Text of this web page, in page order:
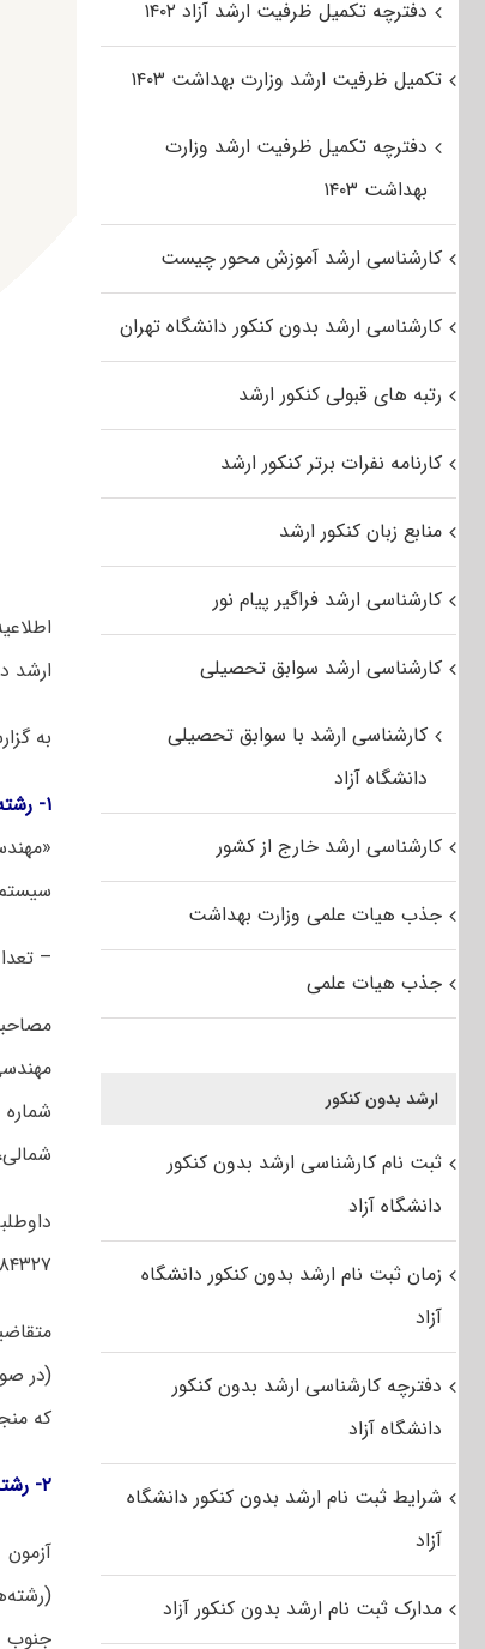
ارشد در
به
۱- رشته‌های بورسیه همراه اول
سیستم: (ظرفیت: ۵ نفر) و
– تعداد معرفی
۸۲۰۸۴۳۲۷ تماس
(در
که
۲- رشته‌های دارای شرایط خاص (مجموعه مطالعات جهان)
جنوب
دفترچه تکمیل ظرفیت ارشد آزاد ۱۴۰۲
تکمیل ظرفیت ارشد وزارت بهداشت ۱۴۰۳
دفترچه تکمیل ظرفیت ارشد وزارت
بهداشت ۱۴۰۳
کارشناسی ارشد آموزش محور چیست
کارشناسی ارشد بدون کنکور دانشگاه تهران
رتبه های قبولی کنکور ارشد
کارنامه نفرات برتر کنکور ارشد
منابع زبان کنکور ارشد
کارشناسی ارشد فراگیر پیام نور
کارشناسی ارشد سوابق تحصیلی
کارشناسی ارشد با سوابق تحصیلی
دانشگاه آزاد
کارشناسی ارشد خارج از کشور
جذب هیات علمی وزارت بهداشت
جذب هیات علمی
ارشد بدون کنکور
ثبت نام کارشناسی ارشد بدون کنکور
دانشگاه آزاد
زمان ثبت نام ارشد بدون کنکور دانشگاه
آزاد
دفترچه کارشناسی ارشد بدون کنکور
دانشگاه آزاد
شرایط ثبت نام ارشد بدون کنکور دانشگاه
آزاد
مدارک ثبت نام ارشد بدون کنکور آزاد